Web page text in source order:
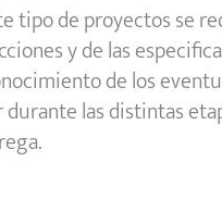
tipo de proyectos se
y de las
de los
las distintas